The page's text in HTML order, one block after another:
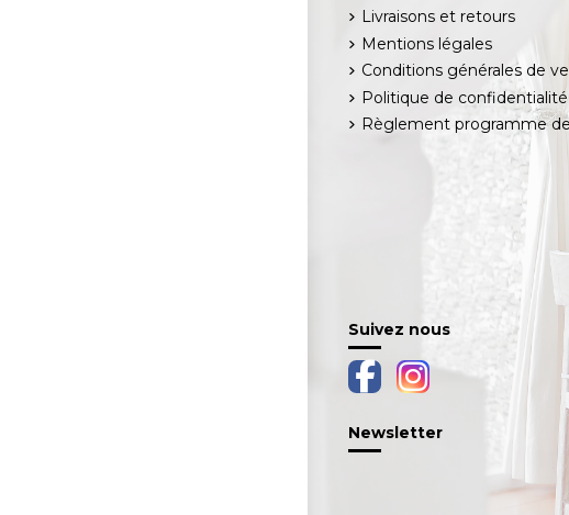
Livraisons et retours
Mentions légales
Conditions générales de
Politique de confidentialité
Règlement programme
Suivez nous
Newsletter